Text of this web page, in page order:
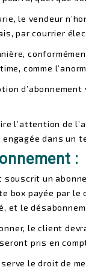
le vendeur
par courrier
comme
l’attention de
dans un
:
souscrit un
box payée par le
et le
le client
pris en
le droit de